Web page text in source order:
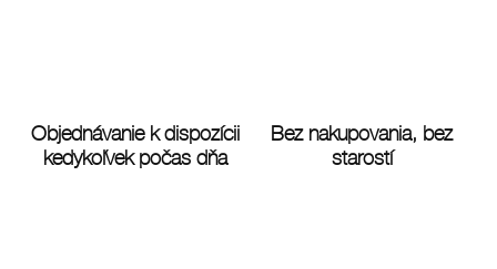
Objednávanie k dispozícii
kedykoľvek počas dňa
Bez nakupovania, bez
starostí